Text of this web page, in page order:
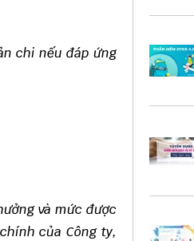
chi nếu đáp ứng
và mức được
của Công ty,